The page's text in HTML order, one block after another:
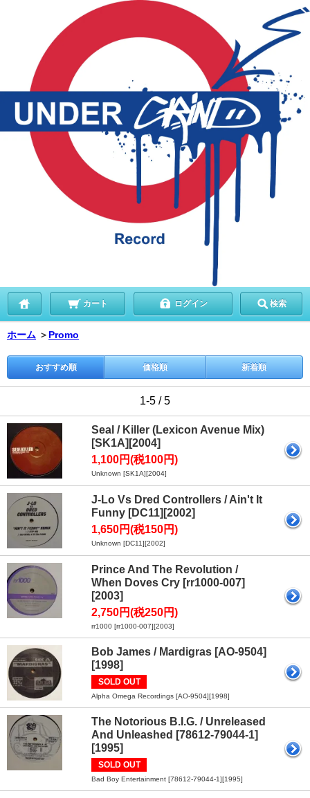
カート ログイン 検索
ホーム ＞ Promo
おすすめ順 価格順 新着順
1-5 / 5
Seal / Killer (Lexicon Avenue Mix)
[SK1A][2004]
1,100円(税100円)
Unknown [SK1A][2004]
J-Lo Vs Dred Controllers / Ain't It
Funny [DC11][2002]
1,650円(税150円)
Unknown [DC11][2002]
Prince And The Revolution /
When Doves Cry [rr1000-007]
[2003]
2,750円(税250円)
rr1000 [rr1000-007][2003]
Bob James / Mardigras [AO-9504]
[1998]
SOLD OUT
Alpha Omega Recordings [AO-9504][1998]
The Notorious B.I.G. / Unreleased
And Unleashed [78612-79044-1]
[1995]
SOLD OUT
Bad Boy Entertainment [78612-79044-1][1995]